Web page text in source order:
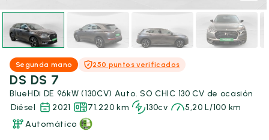
Segunda mano 250 puntos verificados
DS DS 7
BlueHDi DE 96kW (130CV) Auto. SO CHIC 130 CV de ocasión
Diésel
2021 71.220 km 130cv
5,20 L/100 km
Automático